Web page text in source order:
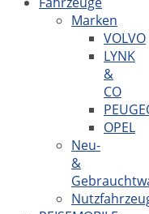
Marken
VOLVO
LYNK
&
CO
OPEL
Neu-
&